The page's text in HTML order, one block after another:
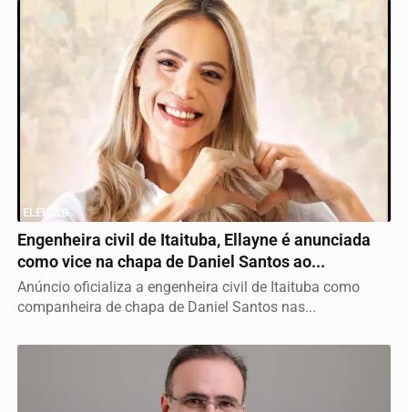
ELEIÇÃO
Engenheira civil de Itaituba, Ellayne é anunciada
como vice na chapa de Daniel Santos ao...
Anúncio oficializa a engenheira civil de Itaituba como
companheira de chapa de Daniel Santos nas...